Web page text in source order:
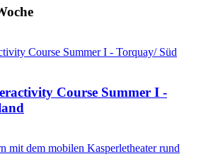
Course Summer I -